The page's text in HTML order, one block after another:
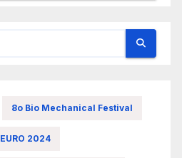
8ο Bio Mechanical Festival
EURO 2024